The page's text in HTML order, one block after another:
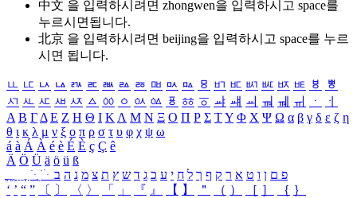
中文 을 입력하시려면 zhongwen을 입력하시고 space를
누르시면됩니다.
北京 을 입력하시려면 beijing을 입력하시고 space를 누르
시면 됩니다.
ㅥ ㅦ ㅧ ㅨ ㅩ ㅪ ㅫ ㅬ ㅭ ㅮ ㅯ ㅰ ㅱ ㅲ ㅳ ㅴ ㅵ ㅶ ㅷ ㅸ
ㅹ
ㅺ ㅻ ㅼ ㅽ ㅾ ㅿ ㆀ ㆁ ㆂ ㆃ ㆄ ㆅ ㆆ ㆇ ㆈ ㆉ ㆊ ㆋ ㆌ ㆍ
ㆎ
Α Β ΓΔ Ε Ζ Η Θ Ι ΚΛ Μ Ν Ξ Ο Π Ρ Σ ΤΥ Φ Χ Ψ Ω α β γ δ ε ζ η
θ ι κ λ μ ν ξ ο π ρ σ τ υ φ χ ψ ω
á à Á À é è É È ç Ç ê
Ä Ö Ü ä ö ü ß
ִֶֹ ֻּ ׁׂ פ ם ן ו ט א ר ק ף ך ל ח י ע כ ג ד ש ץ ת צ מ נ ה ב
‘ ’ “ ” 〔 〕 〈 〉 「 」 『 』 【 】 ＂ （ ） ［ ］ ｛ ｝